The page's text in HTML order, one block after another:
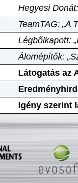
Hegyesi
TeamTAG: „A
Légbőlkapott:
Álomépítők:
Látogatás az
Igény szerint